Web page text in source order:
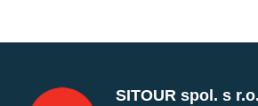
SITOUR spol. s r.o.